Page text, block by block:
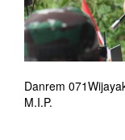
Danrem
M.I.P.